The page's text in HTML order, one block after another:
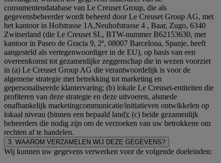
consumentendatabase van Le Creuset Group, die als
gegevensbeheerder wordt beheerd door Le Creuset Group AG, met
het kantoor in Hofstrasse 1A,Neuhofstrasse 4 , Baar, Zugo, 6340
Zwitserland (die Le Creuset SL, BTW-nummer B62153630, met
kantoor in Paseo de Gracia 9, 2º, 08007 Barcelona, Spanje, heeft
aangesteld als vertegenwoordiger in de EU), op basis van een
overeenkomst tot gezamenlijke zeggenschap die in wezen voorziet
in (a) Le Creuset Group AG die verantwoordelijk is voor de
algemene strategie met betrekking tot marketing en
gepersonaliseerde klantervaring; (b) lokale Le Creuset-entiteiten die
profiteren van deze strategie en deze uitvoeren, alsmede
onafhankelijk marketingcommunicatie/initiatieven ontwikkelen op
lokaal niveau (binnen een bepaald land); (c) beide gezamenlijk
beheerders die nodig zijn om de verzoeken van uw betrokkene om
rechten af te handelen.
3. WAAROM VERZAMELEN WIJ DEZE GEGEVENS?
Wij kunnen uw gegevens verwerken voor de volgende doeleinden: